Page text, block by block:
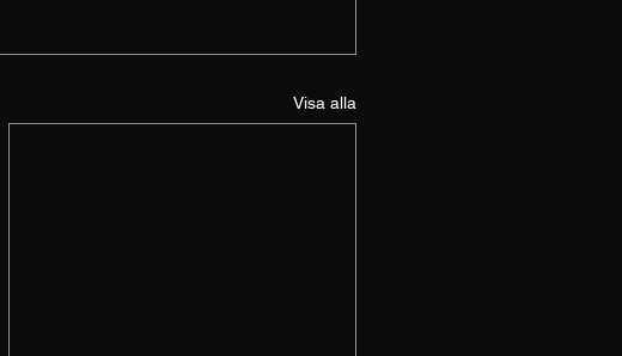
Visa alla